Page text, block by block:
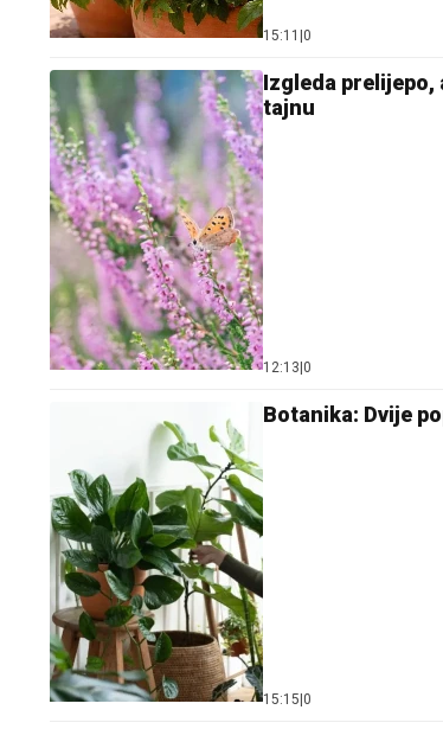
15:11 0
Izgleda
tajnu
12:13 0
Botanika: Dvije
15:15 0